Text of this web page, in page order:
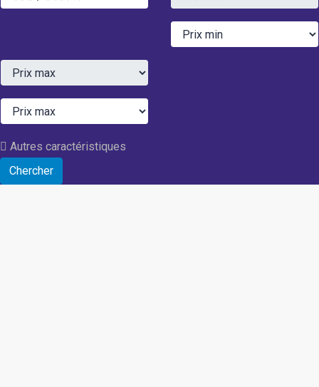
Autres caractéristiques
Chercher